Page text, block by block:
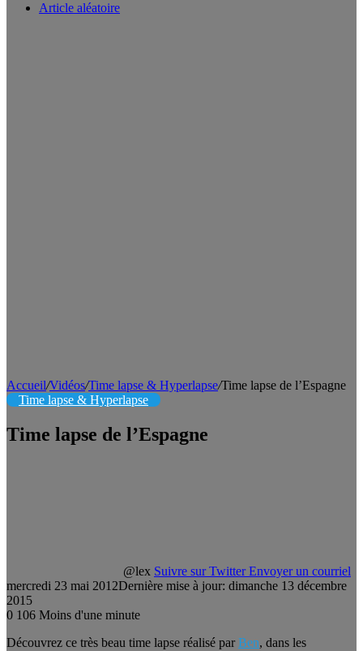
Article aléatoire
Accueil/Vidéos/Time lapse & Hyperlapse/Time lapse de l’Espagne
Time lapse & Hyperlapse
Time lapse de l’Espagne
@lex Suivre sur Twitter Envoyer un courriel
mercredi 23 mai 2012Dernière mise à jour: dimanche 13 décembre
2015
0 106 Moins d'une minute
Découvrez ce très beau time lapse réalisé parBen, dans les